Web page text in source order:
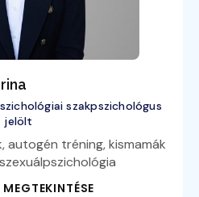
szakpszichológus
jelölt
autogén tréning, kismamák